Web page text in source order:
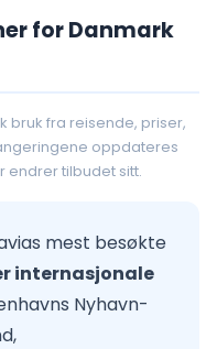
for Danmark
bruk fra reisende, priser,
oppdateres
endrer tilbudet sitt.
mest besøkte
internasjonale
Nyhavn-